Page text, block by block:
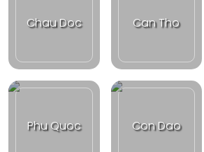
Chau Doc Can Tho
Phu Quoc Con Dao